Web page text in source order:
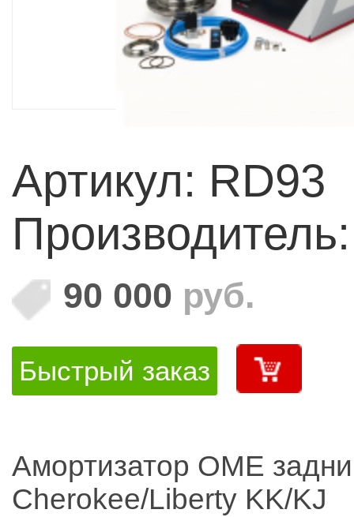
Артикул: RD93
90 000 руб.
Быстрый заказ
Амортизатор OME
Cherokee/Liberty KK/KJ